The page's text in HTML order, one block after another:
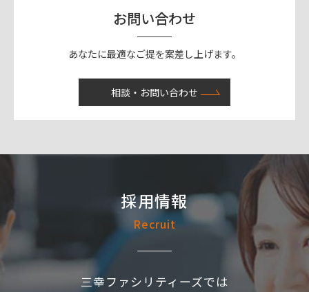
お問い合わせ
あなたに最適なご提を案差し上げます。
相談・お問い合わせ
採用情報
Recruit
三幸ファシリティーズでは